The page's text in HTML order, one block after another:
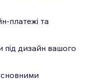
платежі та
під дизайн вашого